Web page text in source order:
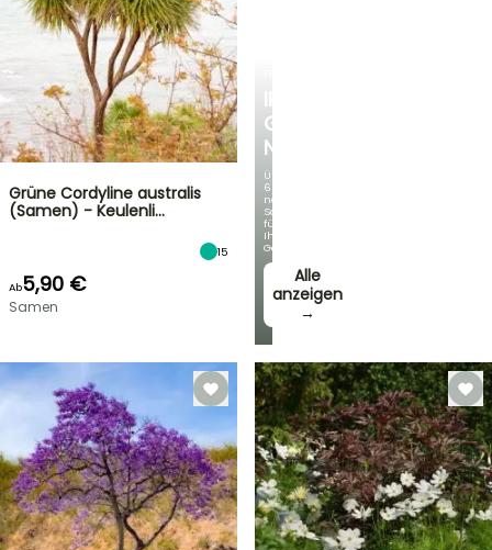
IRIS
GERMANICA
NEUHEITEN
Über
60
neue
Sorten
für
Ihren
Garten!
Alle
anzeigen
→
Grüne Cordyline australis
(Samen) - Keulenli…
15
Ab5,90 €
Samen